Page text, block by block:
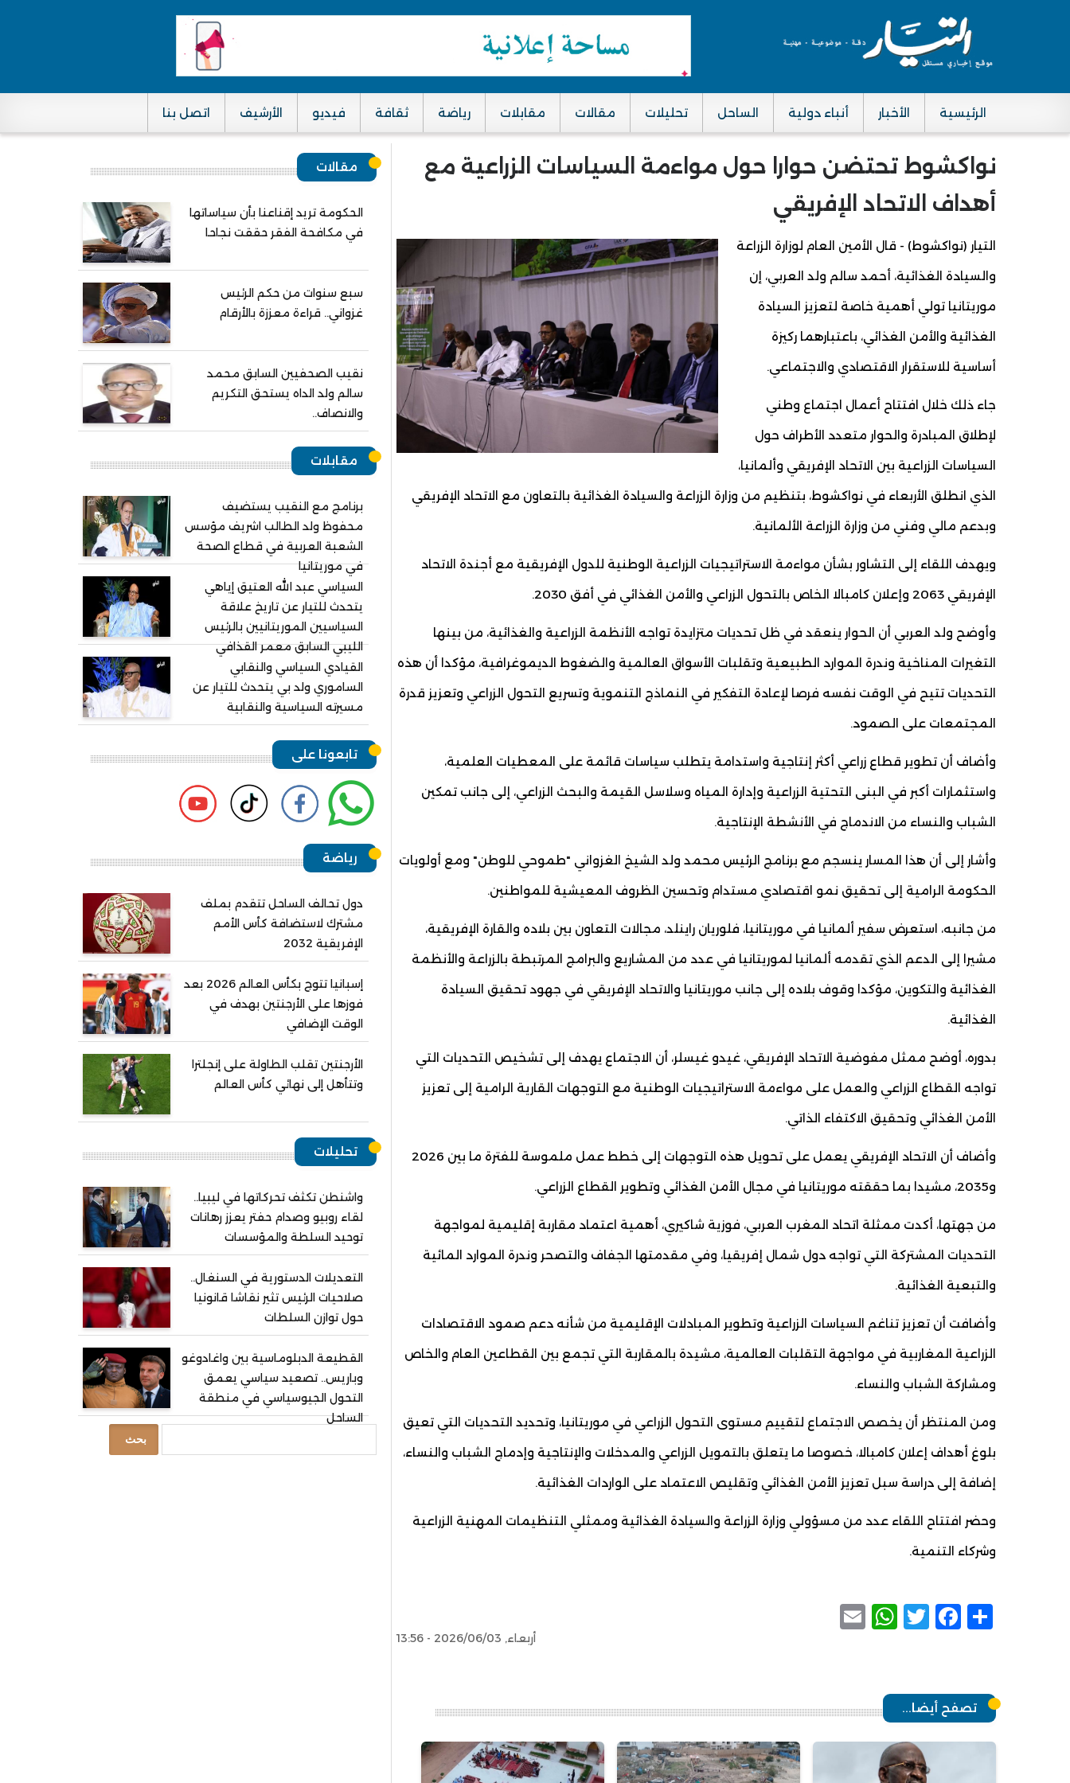
Main navigation
الرئيسية الأخبار أنباء دولية الساحل تحليلات مقالات مقابلات رياضة ثقافة فيديو الأرشيف اتصل بنا
نواكشوط تحتضن حوارا حول مواءمة السياسات الزراعية مع
أهداف الاتحاد الإفريقي
التيار (نواكشوط) - قال الأمين العام لوزارة الزراعة
والسيادة الغذائية، أحمد سالم ولد العربي، إن
موريتانيا تولي أهمية خاصة لتعزيز السيادة
الغذائية والأمن الغذائي، باعتبارهما ركيزة
أساسية للاستقرار الاقتصادي والاجتماعي.
جاء ذلك خلال افتتاح أعمال اجتماع وطني
لإطلاق المبادرة والحوار متعدد الأطراف حول
السياسات الزراعية بين الاتحاد الإفريقي وألمانيا،
الذي انطلق الأربعاء في نواكشوط، بتنظيم من وزارة الزراعة والسيادة الغذائية بالتعاون مع الاتحاد الإفريقي
وبدعم مالي وفني من وزارة الزراعة الألمانية.
ويهدف اللقاء إلى التشاور بشأن مواءمة الاستراتيجيات الزراعية الوطنية للدول الإفريقية مع أجندة الاتحاد
الإفريقي 2063 وإعلان كامبالا الخاص بالتحول الزراعي والأمن الغذائي في أفق 2030.
وأوضح ولد العربي أن الحوار ينعقد في ظل تحديات متزايدة تواجه الأنظمة الزراعية والغذائية، من بينها
التغيرات المناخية وندرة الموارد الطبيعية وتقلبات الأسواق العالمية والضغوط الديموغرافية، مؤكدا أن هذه
التحديات تتيح في الوقت نفسه فرصا لإعادة التفكير في النماذج التنموية وتسريع التحول الزراعي وتعزيز قدرة
المجتمعات على الصمود.
وأضاف أن تطوير قطاع زراعي أكثر إنتاجية واستدامة يتطلب سياسات قائمة على المعطيات العلمية،
واستثمارات أكبر في البنى التحتية الزراعية وإدارة المياه وسلاسل القيمة والبحث الزراعي، إلى جانب تمكين
الشباب والنساء من الاندماج في الأنشطة الإنتاجية.
وأشار إلى أن هذا المسار ينسجم مع برنامج الرئيس محمد ولد الشيخ الغزواني "طموحي للوطن" ومع أولويات
الحكومة الرامية إلى تحقيق نمو اقتصادي مستدام وتحسين الظروف المعيشية للمواطنين.
من جانبه، استعرض سفير ألمانيا في موريتانيا، فلوريان راينلد، مجالات التعاون بين بلاده والقارة الإفريقية،
مشيرا إلى الدعم الذي تقدمه ألمانيا لموريتانيا في عدد من المشاريع والبرامج المرتبطة بالزراعة والأنظمة
الغذائية والتكوين، مؤكدا وقوف بلاده إلى جانب موريتانيا والاتحاد الإفريقي في جهود تحقيق السيادة
الغذائية.
بدوره، أوضح ممثل مفوضية الاتحاد الإفريقي، غيدو غيسلر، أن الاجتماع يهدف إلى تشخيص التحديات التي
تواجه القطاع الزراعي والعمل على مواءمة الاستراتيجيات الوطنية مع التوجهات القارية الرامية إلى تعزيز
الأمن الغذائي وتحقيق الاكتفاء الذاتي.
وأضاف أن الاتحاد الإفريقي يعمل على تحويل هذه التوجهات إلى خطط عمل ملموسة للفترة ما بين 2026
و2035، مشيدا بما حققته موريتانيا في مجال الأمن الغذائي وتطوير القطاع الزراعي.
من جهتها، أكدت ممثلة اتحاد المغرب العربي، فوزية شاكيري، أهمية اعتماد مقاربة إقليمية لمواجهة
التحديات المشتركة التي تواجه دول شمال إفريقيا، وفي مقدمتها الجفاف والتصحر وندرة الموارد المائية
والتبعية الغذائية.
وأضافت أن تعزيز تناغم السياسات الزراعية وتطوير المبادلات الإقليمية من شأنه دعم صمود الاقتصادات
الزراعية المغاربية في مواجهة التقلبات العالمية، مشيدة بالمقاربة التي تجمع بين القطاعين العام والخاص
ومشاركة الشباب والنساء.
ومن المنتظر أن يخصص الاجتماع لتقييم مستوى التحول الزراعي في موريتانيا، وتحديد التحديات التي تعيق
بلوغ أهداف إعلان كامبالا، خصوصا ما يتعلق بالتمويل الزراعي والمدخلات والإنتاجية وإدماج الشباب والنساء،
إضافة إلى دراسة سبل تعزيز الأمن الغذائي وتقليص الاعتماد على الواردات الغذائية.
وحضر افتتاح اللقاء عدد من مسؤولي وزارة الزراعة والسيادة الغذائية وممثلي التنظيمات المهنية الزراعية
وشركاء التنمية.
Share
Facebook
Twitter
WhatsApp
أربعاء, 2026/06/03 - 13:56
تصفح أيضا...
مقالات
الحكومة تريد إقناعنا بأن سياساتها
في مكافحة الفقر حققت نجاحا
سبع سنوات من حكم الرئيس
غزواني.. قراءة معززة بالأرقام
نقيب الصحفيين السابق محمد
سالم ولد الداه يستحق التكريم
والانصاف..
مقابلات
برنامج مع النقيب يستضيف
محفوظ ولد الطالب اشريف مؤسس
الشعبة العربية في قطاع الصحة
في موريتانيا
السياسي عبد الله العتيق إياهي
يتحدث للتيار عن تاريخ علاقة
السياسيين الموريتانيين بالرئيس
الليبي السابق معمر القذافي
القيادي السياسي والنقابي
الساموري ولد بي يتحدث للتيار عن
مسيرته السياسية والنقابية
تابعونا على
رياضة
دول تحالف الساحل تتقدم بملف
مشترك لاستضافة كأس الأمم
الإفريقية 2032
إسبانيا تتوج بكأس العالم 2026 بعد
فوزها على الأرجنتين بهدف في
الوقت الإضافي
الأرجنتين تقلب الطاولة على إنجلترا
وتتأهل إلى نهائي كأس العالم
تحليلات
واشنطن تكثف تحركاتها في ليبيا..
لقاء روبيو وصدام حفتر يعزز رهانات
توحيد السلطة والمؤسسات
التعديلات الدستورية في السنغال..
صلاحيات الرئيس تثير نقاشا قانونيا
حول توازن السلطات
القطيعة الدبلوماسية بين واغادوغو
وباريس.. تصعيد سياسي يعمق
التحول الجيوسياسي في منطقة
الساحل